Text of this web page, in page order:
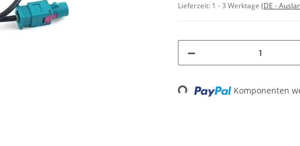
Lieferzeit: 1 - 3 Werktage (DE -
Loading... Komponenten